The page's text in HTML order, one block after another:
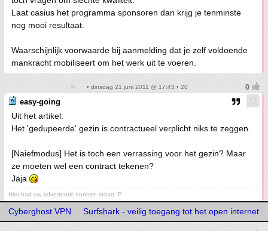
Laat casius het programma sponsoren dan krijg je tenminste
nog mooi resultaat.
Waarschijnlijk voorwaarde bij aanmelding dat je zelf voldoende
mankracht mobiliseert om het werk uit te voeren.
• dinsdag 21 juni 2011 @ 17:43 • 20
easy-going
Uit het artikel:
Het 'gedupeerde' gezin is contractueel verplicht niks te zeggen.
[Naiefmodus] Het is toch een verrassing voor het gezin? Maar
ze moeten wel een contract tekenen?
Jaja
Hier had uw advertentie kunnen staan :P
Cyberghost VPN Surfshark - veilig toegang tot het open internet